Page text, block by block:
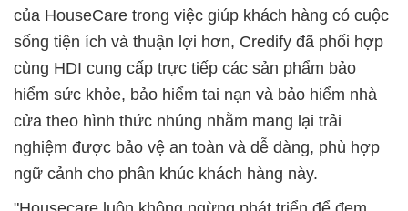
của HouseCare trong việc giúp khách hàng có cuộc
sống tiện ích và thuận lợi hơn, Credify đã phối hợp
cùng HDI cung cấp trực tiếp các sản phẩm bảo
hiểm sức khỏe, bảo hiểm tai nạn và bảo hiểm nhà
cửa theo hình thức nhúng nhằm mang lại trải
nghiệm được bảo vệ an toàn và dễ dàng, phù hợp
ngữ cảnh cho phân khúc khách hàng này.